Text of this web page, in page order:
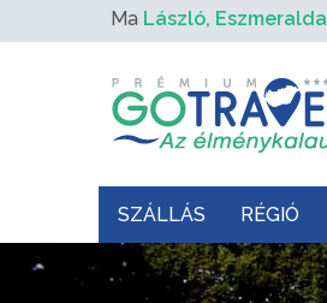
Ma László, Eszmeralda
SZÁLLÁS RÉGIÓ